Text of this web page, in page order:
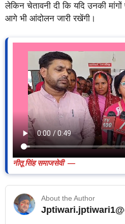
लेकिन चेतावनी दी कि यदि उनकी मांगों
आगे भी आंदोलन जारी रखेंगी।
नीतू सिंह समाजसेवी —
About the Author